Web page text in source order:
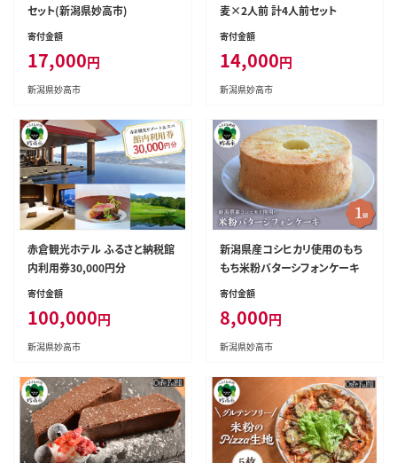
セット(新潟県妙高市)
寄付金額
17,000円
新潟県妙高市
麦×2人前 計4人前セット
寄付金額
14,000円
新潟県妙高市
赤倉観光ホテル ふるさと納税館
内利用券30,000円分
寄付金額
100,000円
新潟県妙高市
新潟県産コシヒカリ使用のもち
もち米粉バターシフォンケーキ
寄付金額
8,000円
新潟県妙高市